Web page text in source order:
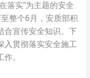
落实”为主题的安全
整个6月，安质部积
合宣传安全知识、下
入贯彻落实安全施工
。